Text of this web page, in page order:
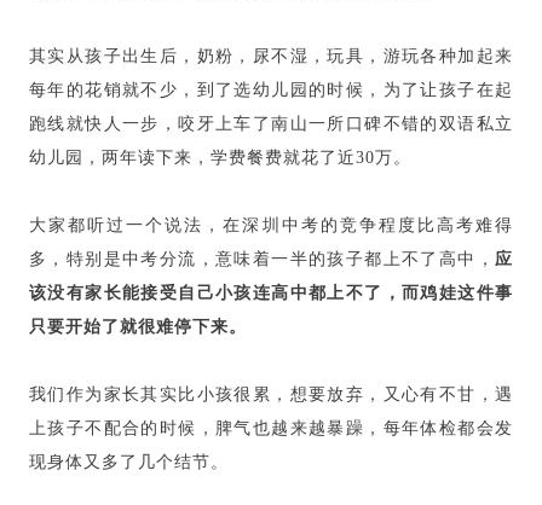
其实从孩子出生后，奶粉，尿不湿，玩具，游玩各种加起来
每年的花销就不少，到了选幼儿园的时候，为了让孩子在起
跑线就快人一步，咬牙上车了南山一所口碑不错的双语私立
幼儿园，两年读下来，学费餐费就花了近30万。
大家都听过一个说法，在深圳中考的竞争程度比高考难得
多，特别是中考分流，意味着一半的孩子都上不了高中， 应
该没有家长能接受自己小孩连高中都上不了，而鸡娃这件事
只要开始了就很难停下来。
我们作为家长其实比小孩很累，想要放弃，又心有不甘，遇
上孩子不配合的时候，脾气也越来越暴躁，每年体检都会发
现身体又多了几个结节。